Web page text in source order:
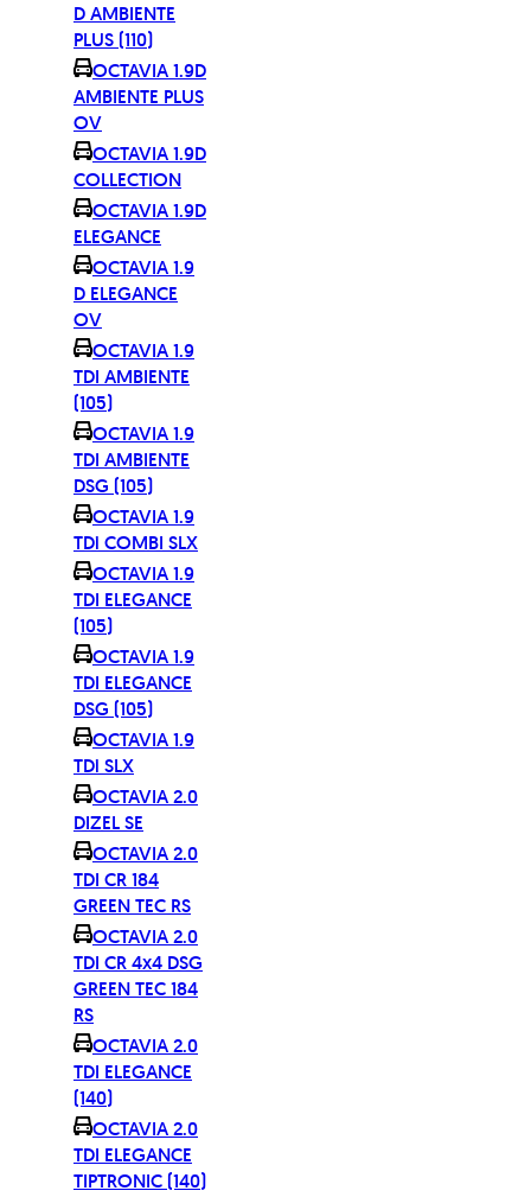
D AMBIENTE
PLUS (110)
OCTAVIA 1.9D
AMBIENTE PLUS
OV
OCTAVIA 1.9D
COLLECTION
OCTAVIA 1.9D
ELEGANCE
OCTAVIA 1.9
D ELEGANCE
OV
OCTAVIA 1.9
TDI AMBIENTE
(105)
OCTAVIA 1.9
TDI AMBIENTE
DSG (105)
OCTAVIA 1.9
TDi COMBI SLX
OCTAVIA 1.9
TDI ELEGANCE
(105)
OCTAVIA 1.9
TDI ELEGANCE
DSG (105)
OCTAVIA 1.9
TDi SLX
OCTAVIA 2.0
DIZEL SE
OCTAVIA 2.0
TDI CR 184
GREEN TEC RS
OCTAVIA 2.0
TDI CR 4x4 DSG
GREEN TEC 184
RS
OCTAVIA 2.0
TDI ELEGANCE
(140)
OCTAVIA 2.0
TDI ELEGANCE
TIPTRONIC (140)